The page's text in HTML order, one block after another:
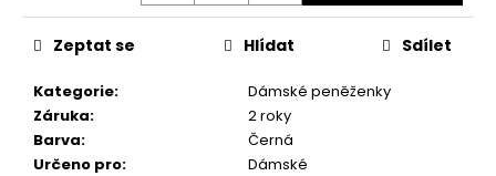
Kategorie:
Dámské peněženky
Záruka:
2 roky
Barva:
Černá
Určeno pro:
Dámské
Zeptat se Hlídat Sdílet
m
e